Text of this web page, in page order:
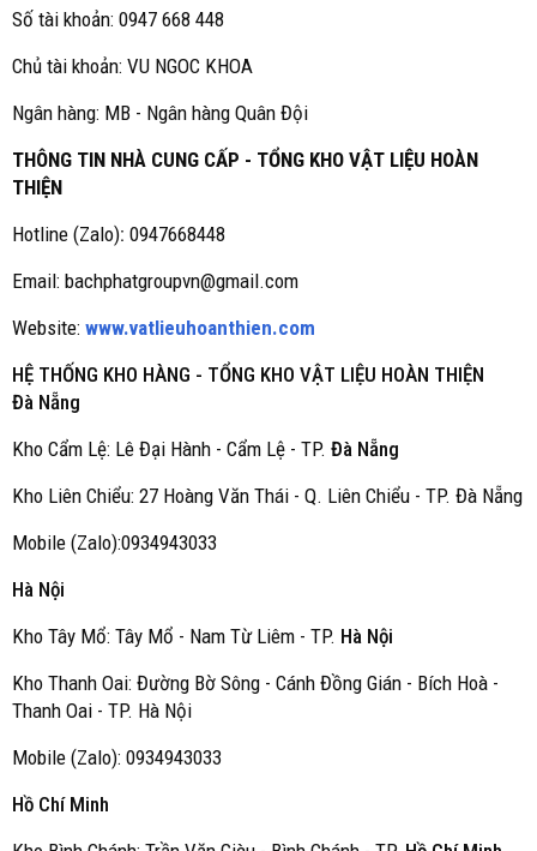
Số tài khoản: 0947 668 448
Chủ tài khoản: VU NGOC KHOA
Ngân hàng: MB - Ngân hàng Quân Đội
THÔNG TIN NHÀ CUNG CẤP - TỔNG KHO VẬT LIỆU HOÀN
THIỆN
Hotline (Zalo): 0947668448
Email: bachphatgroupvn@gmail.com
Website: www.vatlieuhoanthien.com
HỆ THỐNG KHO HÀNG - TỔNG KHO VẬT LIỆU HOÀN THIỆN
Đà Nẵng
Kho Cẩm Lệ: Lê Đại Hành - Cẩm Lệ - TP. Đà Nẵng
Kho Liên Chiểu: 27 Hoàng Văn Thái - Q. Liên Chiểu - TP. Đà Nẵng
Mobile (Zalo):0934943033
Hà Nội
Kho Tây Mổ: Tây Mổ - Nam Từ Liêm - TP. Hà Nội
Kho Thanh Oai: Đường Bờ Sông - Cánh Đồng Gián - Bích Hoà -
Thanh Oai - TP. Hà Nội
Mobile (Zalo): 0934943033
Hồ Chí Minh